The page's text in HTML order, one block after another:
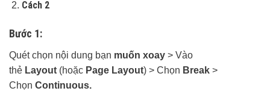
Cách 2
Bước 1:
Quét chọn nội dung bạn muốn xoay > Vào
thẻ Layout (hoặc Page Layout) > Chọn Break >
Chọn Continuous.